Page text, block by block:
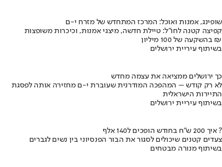
שופינג, אמנות ואוכל: המרכז המתחדש של מזרח י-ם
קפיצה קטנה לחו"ל: טיילת חדשה, מיצגי אמנות, וכיכרות משופצות
בהשקעה של 100 מיליון ₪
בשיתוף עיריית ירושלים
כך ירושלים ממציאה את עצמה מחדש
לא רק קודש – המהפכה המודרנית שעוברת י-ם מחזירה אותה לפסגת
התיירות הישראלית
בשיתוף עיריית ירושלים
איך 200 ש"ח בחודש הופכים ל140 אלף ?
צעדים קטנים שיכולים לסגור את הבור הפנסיוני בין נשים לגברים
בשיתוף מנורה מבטחים